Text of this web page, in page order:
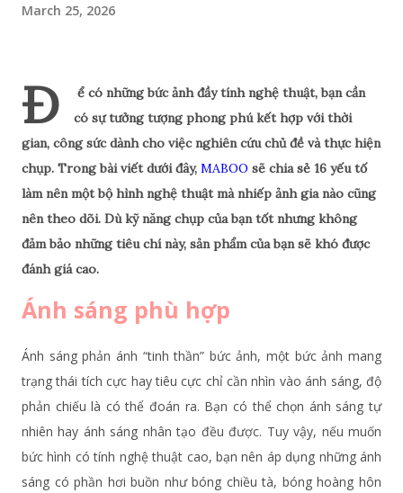
March 25, 2026
Đ
ể có những bức ảnh đầy tính nghệ thuật, bạn cần
có sự tưởng tượng phong phú kết hợp với thời
gian, công sức dành cho việc nghiên cứu chủ đề và thực hiện
chụp. Trong bài viết dưới đây, MABOO sẽ chia sẻ 16 yếu tố
làm nên một bộ hình nghệ thuật mà nhiếp ảnh gia nào cũng
nên theo dõi. Dù kỹ năng chụp của bạn tốt nhưng không
đảm bảo những tiêu chí này, sản phẩm của bạn sẽ khó được
đánh giá cao.
Ánh sáng phù hợp
Ánh sáng phản ánh “tinh thần” bức ảnh, một bức ảnh mang
trạng thái tích cực hay tiêu cực chỉ cần nhìn vào ánh sáng, độ
phản chiếu là có thể đoán ra. Bạn có thể chọn ánh sáng tự
nhiên hay ánh sáng nhân tạo đều được. Tuy vậy, nếu muốn
bức hình có tính nghệ thuật cao, bạn nên áp dụng những ánh
sáng có phần hơi buồn như bóng chiều tà, bóng hoàng hôn